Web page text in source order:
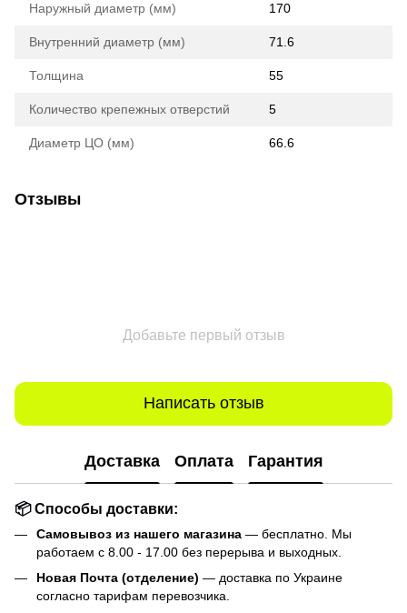
Наружный диаметр (мм) 170
Внутренний диаметр (мм) 71.6
Толщина 55
Количество крепежных отверстий 5
Диаметр ЦО (мм) 66.6
Отзывы
Добавьте первый отзыв
Написать отзыв
Доставка Оплата Гарантия
📦 Способы доставки:
Самовывоз из нашего магазина — бесплатно. Мы
работаем с 8.00 - 17.00 без перерыва и выходных.
Новая Почта (отделение) — доставка по Украине
согласно тарифам перевозчика.